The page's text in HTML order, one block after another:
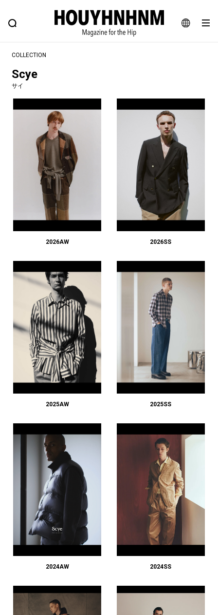
JA
FEATURE BLOG SNAP
ヒップなファッション、カルチャー、ライフスタイルWEBマガジン
#SHOPPING ADDICT #憧れの逸品
#ESSENTIAL DESIGNS
#NEW VINTAGE #マイナーグッド図鑑
#路地裏てぃーん。 #MONTHLY JOURNAL
#GH 銘品の所以 #フイナムのYouTube
#Commune H #AH.H
#ととけん #MUSIC #MOVIE
#LIFESTYLE #SNEAKER #OUTDOOR
COLLECTION
Scye
サイ
2026AW 2026SS
2025AW 2025SS
2024AW 2024SS